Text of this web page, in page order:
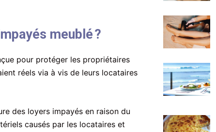
meublé ?
pour protéger les propriétaires
réels via à vis de leurs locataires
des loyers impayés en raison du
causés par les locataires et